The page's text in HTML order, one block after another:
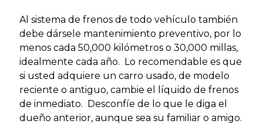
Al sistema de frenos de todo vehículo también
debe dársele mantenimiento preventivo, por lo
menos cada 50,000 kilómetros o 30,000 millas,
idealmente cada año. Lo recomendable es que
si usted adquiere un carro usado, de modelo
reciente o antiguo, cambie el líquido de frenos
de inmediato. Desconfíe de lo que le diga el
dueño anterior, aunque sea su familiar o amigo.